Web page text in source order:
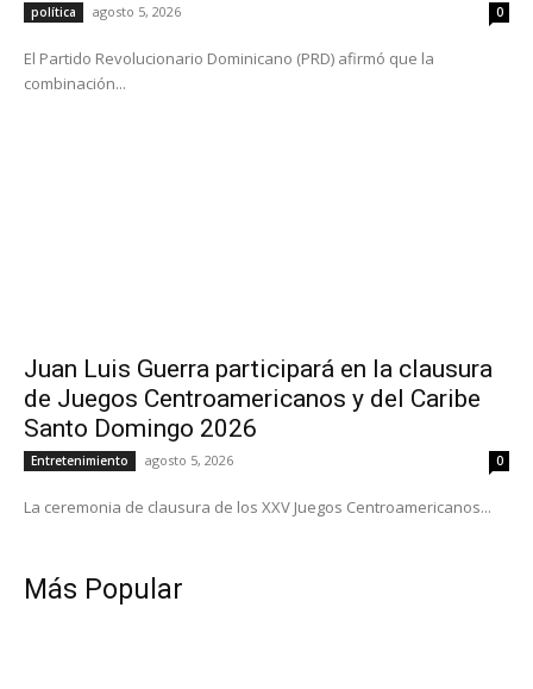
política agosto 5, 2026 0
El Partido Revolucionario Dominicano (PRD) afirmó que la
combinación...
Juan Luis Guerra participará en la clausura
de Juegos Centroamericanos y del Caribe
Santo Domingo 2026
Entretenimiento agosto 5, 2026 0
La ceremonia de clausura de los XXV Juegos Centroamericanos...
Más Popular